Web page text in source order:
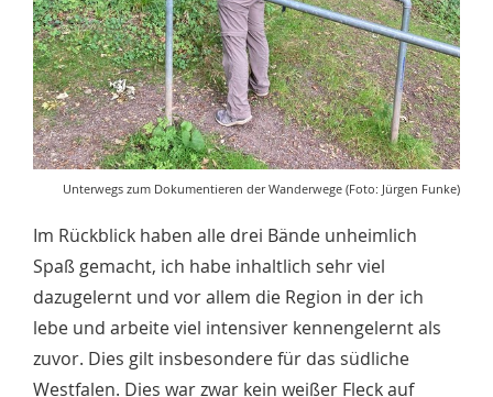
Unterwegs zum Dokumentieren der Wanderwege (Foto: Jürgen Funke)
Im Rückblick haben alle drei Bände unheimlich
Spaß gemacht, ich habe inhaltlich sehr viel
dazugelernt und vor allem die Region in der ich
lebe und arbeite viel intensiver kennengelernt als
zuvor. Dies gilt insbesondere für das südliche
Westfalen. Dies war zwar kein weißer Fleck auf